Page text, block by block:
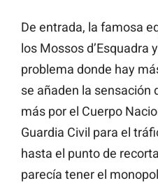
De entrada, la famosa
los Mossos d’Esquadra
problema donde hay
se añaden la sensación
más por el Cuerpo
Guardia Civil para el
hasta el punto de
parecía tener el